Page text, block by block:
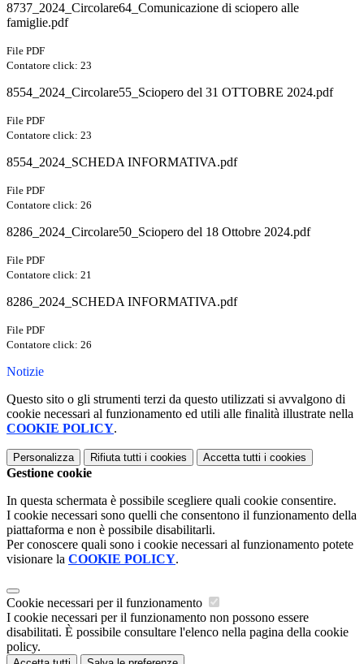
8737_2024_Circolare64_Comunicazione di sciopero alle
famiglie.pdf
File PDF
Contatore click: 23
8554_2024_Circolare55_Sciopero del 31 OTTOBRE 2024.pdf
File PDF
Contatore click: 23
8554_2024_SCHEDA INFORMATIVA.pdf
File PDF
Contatore click: 26
8286_2024_Circolare50_Sciopero del 18 Ottobre 2024.pdf
File PDF
Contatore click: 21
8286_2024_SCHEDA INFORMATIVA.pdf
File PDF
Contatore click: 26
Notizie
Questo sito o gli strumenti terzi da questo utilizzati si avvalgono di
cookie necessari al funzionamento ed utili alle finalità illustrate nella
COOKIE POLICY.
Personalizza Rifiuta tutti i cookies Accetta tutti i cookies
Gestione cookie
In questa schermata è possibile scegliere quali cookie consentire.
I cookie necessari sono quelli che consentono il funzionamento della
piattaforma e non è possibile disabilitarli.
Per conoscere quali sono i cookie necessari al funzionamento potete
visionare la COOKIE POLICY.
Cookie necessari per il funzionamento
I cookie necessari per il funzionamento non possono essere
disabilitati. È possibile consultare l'elenco nella pagina della cookie
policy.